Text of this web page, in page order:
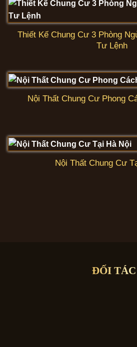
Thiết Kế Chung Cư 3 Phòng
Tư Lệnh
Nội Thất Chung Cư Phong
Nội Thất Chung Cư
ĐỐI TÁC